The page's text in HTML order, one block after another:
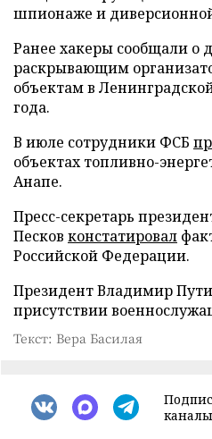
шпионаже и
Ранее хакеры сообщали о
раскрывающим
объектам в
года.
В июле сотрудники ФСБ
объектах топливно-
Анапе.
Пресс-секретарь
Песков констатировал
Российской Федерации.
Президент Владимир
присутствии
Текст: Вера Басилая
каналы